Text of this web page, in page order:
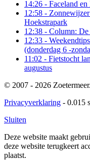
14:26 - Faceland en
12:58 -
Hoekstrapark
12:38 - Column:
12:33 -
(donderdag 6 -
11:02 - Fietstocht
augustus
© 2007 - 2026
Privacyverklaring - 0.015
Sluiten
Deze website maakt
deze website terugkeert
plaatst.